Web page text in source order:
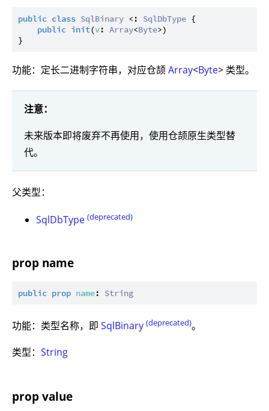
public class SqlBinary <: SqlDbType {
public init(v: Array<Byte>)
功能：定长二进制字符串，对应仓颉Array<Byte> 类型。
注意：
未来版本即将废弃不再使用，使用仓颉原生类型替
代。
父类型：
SqlDbType (deprecated)
prop name
public prop name: String
功能：类型名称，即 SqlBinary (deprecated)。
类型： String
prop value